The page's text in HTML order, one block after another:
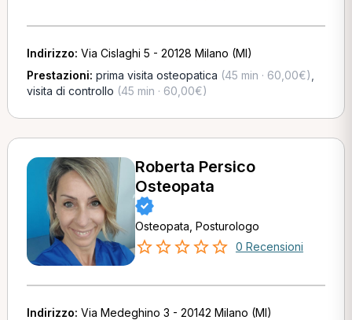
Indirizzo: Via Cislaghi 5 - 20128 Milano (MI)
Prestazioni: prima visita osteopatica (45 min · 60,00€)
visita di controllo (45 min · 60,00€)
Roberta Persico
Osteopata
Osteopata, Posturologo
0 Recensioni
Indirizzo: Via Medeghino 3 - 20142 Milano (MI)